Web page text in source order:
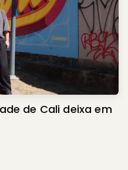
deixa em